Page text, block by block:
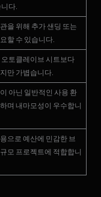
다.
을 위해 추가 샌딩 또는
할 수 있습니다.
오토클레이브 시트보다
만 가볍습니다.
아닌 일반적인 사용 환
며 내마모성이 우수합니
으로 예산에 민감한 브
모 프로젝트에 적합합니